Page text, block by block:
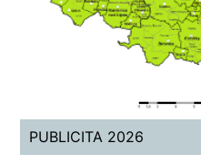
PUBLICITA 2026